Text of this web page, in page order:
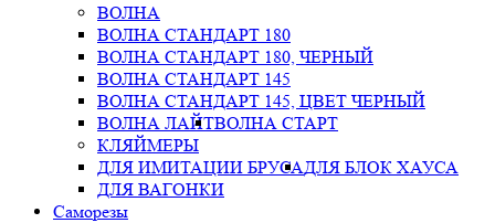
ВОЛНА
ВОЛНА СТАНДАРТ 180
ВОЛНА СТАНДАРТ 180, ЧЕРНЫЙ
ВОЛНА СТАНДАРТ 145
ВОЛНА СТАНДАРТ 145, ЦВЕТ ЧЕРНЫЙ
ВОЛНА ЛАЙТВОЛНА СТАРТ
КЛЯЙМЕРЫ
ДЛЯ ИМИТАЦИИ БРУСАДЛЯ БЛОК ХАУСА
ДЛЯ ВАГОНКИ
Саморезы